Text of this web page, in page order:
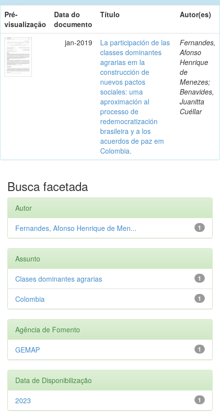
Pré-
visualização
Data do
documento
Título Autor(es)
jan-2019
La participación de las
classes dominantes
agrarias em la
construcción de
nuevos pactos
sociales: uma
aproximación al
processo de
redemocratización
brasileira y a los
acuerdos de paz em
Colombia.
Fernandes,
Afonso
Henrique
de
Menezes;
Benavides,
Juanitta
Cuéllar
Busca facetada
Autor
1
Fernandes, Afonso Henrique de Men...
Assunto
1
Clases dominantes agrarias
1
Colombia
Agência de Fomento
1
GEMAP
Data de Disponibilização
1
2023